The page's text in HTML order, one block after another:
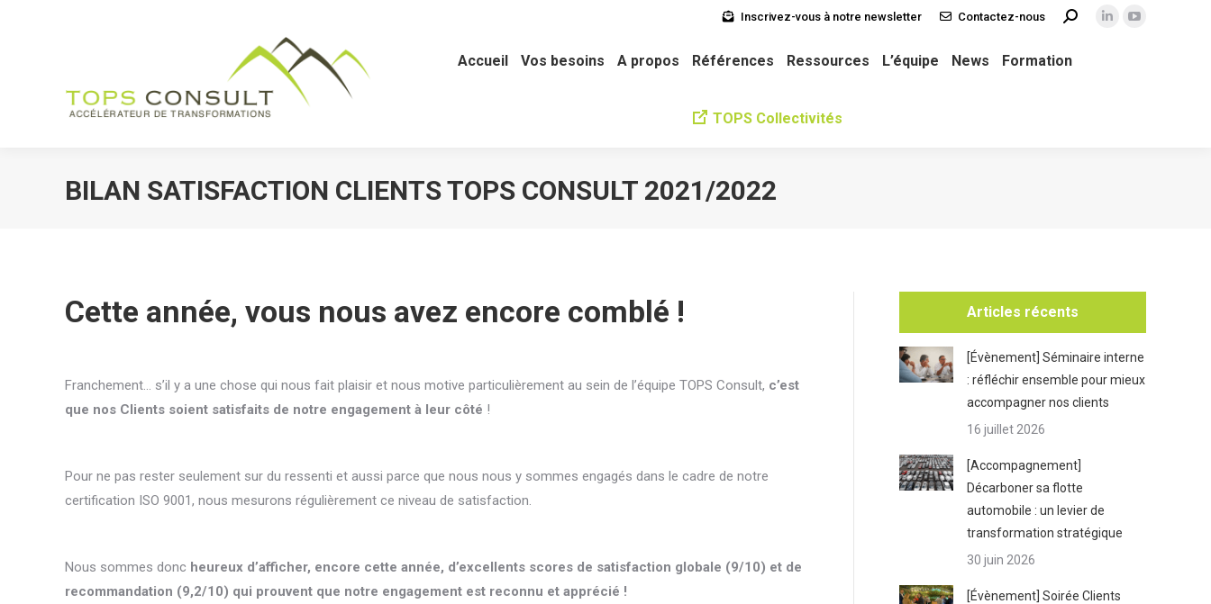
Inscrivez-vous à notre newsletter Contactez-nous
Recherche
Accueil Vos besoins A propos Références Ressources L’équipe News Formation
TOPS Collectivités
BILAN SATISFACTION CLIENTS TOPS CONSULT 2021/2022
Cette année, vous nous avez encore comblé !
Franchement… s’il y a une chose qui nous fait plaisir et nous motive particulièrement au sein de l’équipe TOPS Consult, c’est
que nos Clients soient satisfaits de notre engagement à leur côté !
Pour ne pas rester seulement sur du ressenti et aussi parce que nous nous y sommes engagés dans le cadre de notre
certification ISO 9001, nous mesurons régulièrement ce niveau de satisfaction.
Nous sommes donc heureux d’afficher, encore cette année, d’excellents scores de satisfaction globale (9/10) et de
recommandation (9,2/10) qui prouvent que notre engagement est reconnu et apprécié !
Articles récents
[Évènement] Séminaire interne
: réfléchir ensemble pour mieux
accompagner nos clients
16 juillet 2026
[Accompagnement]
Décarboner sa flotte
automobile : un levier de
transformation stratégique
30 juin 2026
[Évènement] Soirée Clients
L’équipe TOPS Collectivités